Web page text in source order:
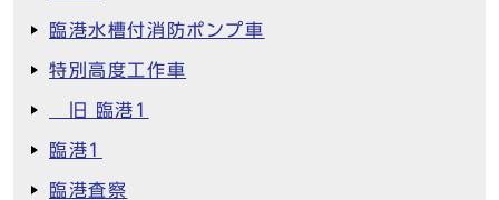
臨港水槽付消防ポンプ車
特別高度工作車
旧 臨港1
臨港1
臨港査察